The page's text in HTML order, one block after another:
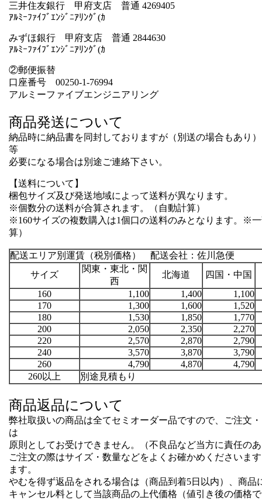
三井住友銀行 甲府支店 普通 4269405
ｱﾙﾐｰﾌｧｲﾌﾞｴﾝｼﾞﾆｱﾘﾝｸﾞ(ｶ
みずほ銀行 甲府支店 普通 2844630
ｱﾙﾐｰﾌｧｲﾌﾞｴﾝｼﾞﾆｱﾘﾝｸﾞ(ｶ
②郵便振替
口座番号 00250-1-76994
アルミーファイブエンジニアリング
商品発送について
納品時に納品書を同封しておりますが（別送の場合もあり
等
必要になる場合は別途ご連絡下さい。
【送料について】
梱包サイズ及び発送地域によって送料が異なります。
※個数分の送料が合算されます。（自動計算）
※160サイズの複数購入は1個口の送料のみとなります。※
算）
配送エリア別運賃（税別価格） 配送会社：佐川急便
サイズ
関東・東北・関
西
北海道
四国・中国
160
1,100 1,400
1,100
170
1,300 1,600
1,520
180
1,530 1,850
1,770
200
2,050 2,350
2,270
220
2,570 2,870
2,790
240
3,570 3,870
3,790
260
4,790 4,870
4,790
260以上
別途見積もり
商品返品について
弊社取扱いの商品は全てセミオーダー品ですので、ご注文
は
原則としてお受けできません。（不良品など当方に責任の
ご注文の際はサイズ・数量などをよくお確かめくださいま
ます。
やむを得ず返品をされる場合は（商品到着5日以内）、商品
キャンセル料として当該商品の上代価格（値引き後の価格